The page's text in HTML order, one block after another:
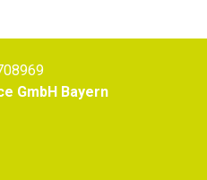
GmbH Bayern